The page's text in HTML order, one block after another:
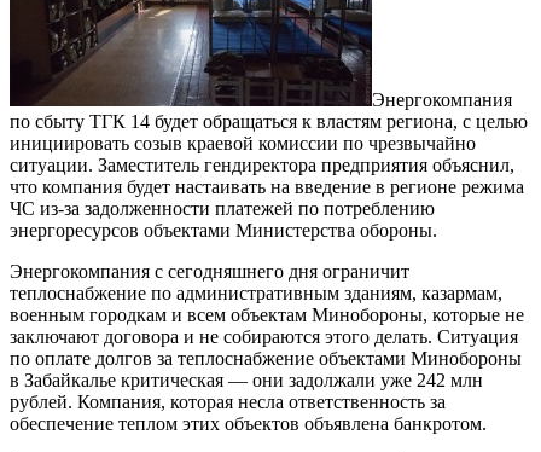
Энергокомпания
по сбыту ТГК 14 будет обращаться к властям региона, с целью
инициировать созыв краевой комиссии по чрезвычайно
ситуации. Заместитель гендиректора предприятия объяснил,
что компания будет настаивать на введение в регионе режима
ЧС из-за задолженности платежей по потреблению
энергоресурсов объектами Министерства обороны.
Энергокомпания с сегодняшнего дня ограничит
теплоснабжение по административным зданиям, казармам,
военным городкам и всем объектам Минобороны, которые не
заключают договора и не собираются этого делать. Ситуация
по оплате долгов за теплоснабжение объектами Минобороны
в Забайкалье критическая — они задолжали уже 242 млн
рублей. Компания, которая несла ответственность за
обеспечение теплом этих объектов объявлена банкротом.